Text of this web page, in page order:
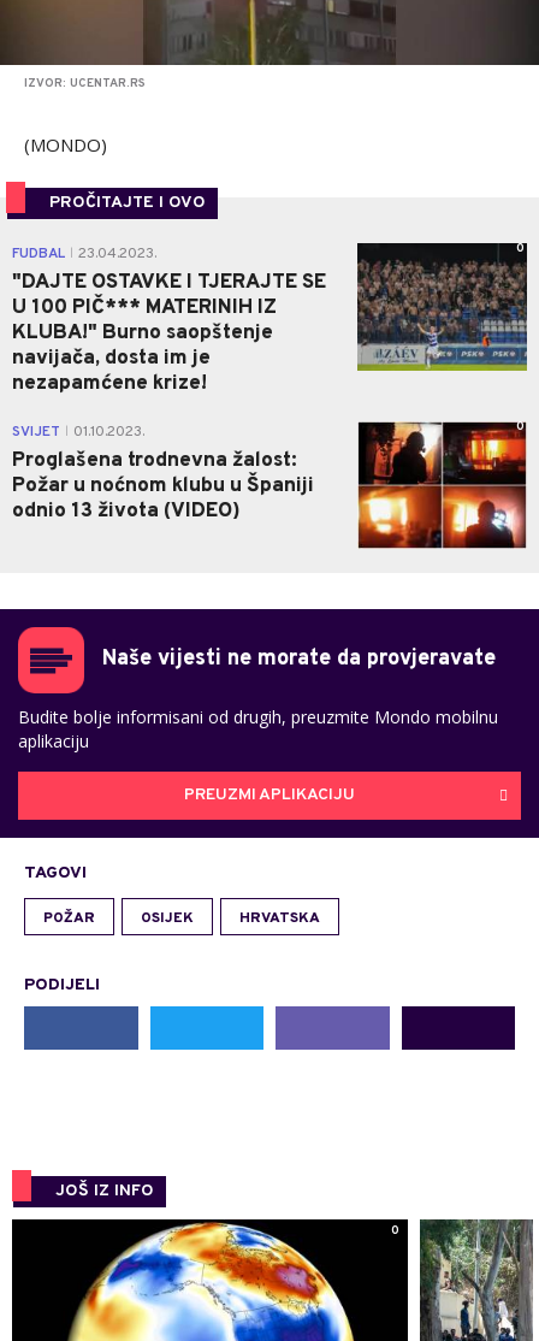
IZVOR: UCENTAR.RS
(MONDO)
PROČITAJTE I OVO
FUDBAL 23.04.2023.
"DAJTE OSTAVKE I TJERAJTE SE
U 100 PIČ*** MATERINIH IZ
KLUBA!" Burno saopštenje
navijača, dosta im je
nezapamćene krize!
0
SVIJET 01.10.2023.
Proglašena trodnevna žalost:
Požar u noćnom klubu u Španiji
odnio 13 života (VIDEO)
0
Naše vijesti ne morate da provjeravate
Budite bolje informisani od drugih, preuzmite Mondo mobilnu
aplikaciju
PREUZMI APLIKACIJU
TAGOVI
POŽAR OSIJEK HRVATSKA
PODIJELI
JOŠ IZ INFO
0